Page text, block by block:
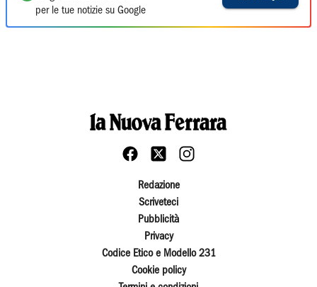
per le tue notizie su Google
Redazione
Scriveteci
Pubblicità
Privacy
Codice Etico e Modello 231
Cookie policy